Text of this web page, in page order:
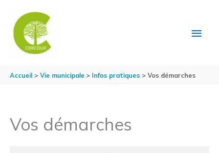
Accueil Vie municipale Infos pratiques Vos démarches
Vos démarches